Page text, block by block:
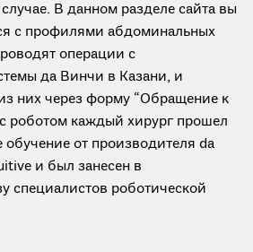
В данном разделе сайта вы
с профилями абдоминальных
операции с
да Винчи в Казани, и
них через форму “Обращение к
роботом каждый хирург прошел
от производителя da
и был занесен в
специалистов роботической